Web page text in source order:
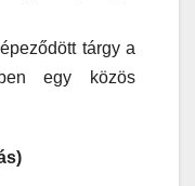
tárgy a
egy közös